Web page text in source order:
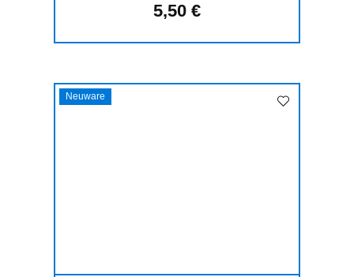
Regulärer Preis:
5,50 €
Neuware